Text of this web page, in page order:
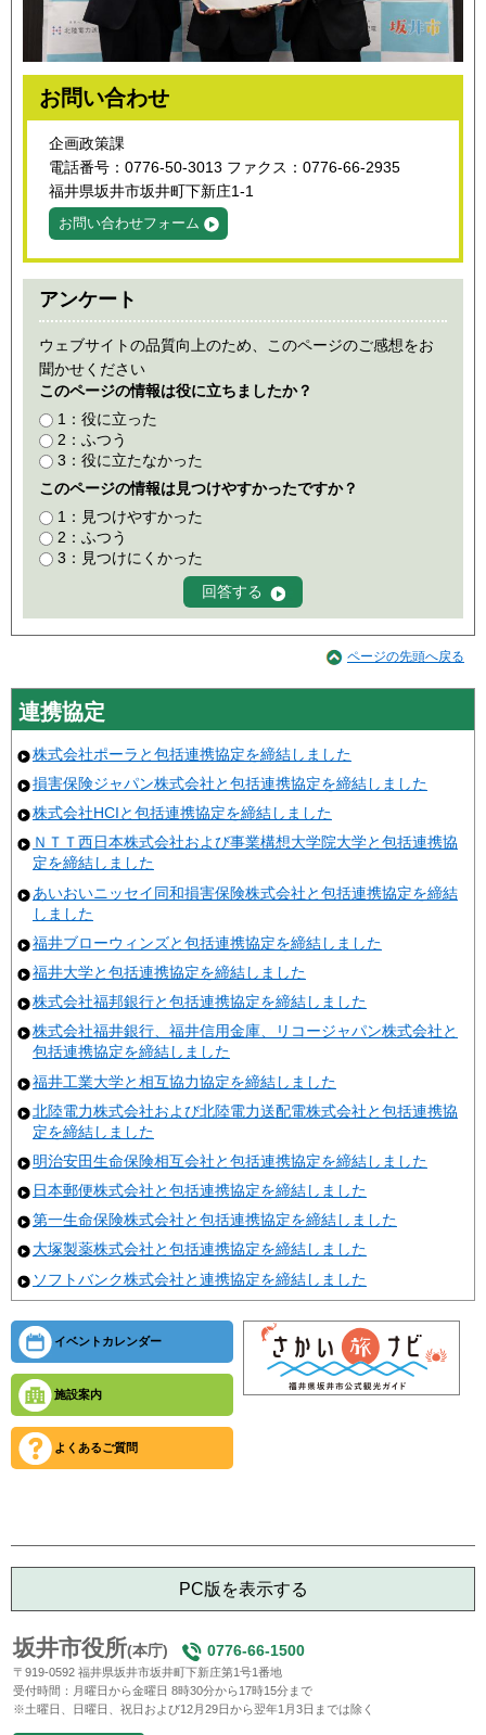
お問い合わせ
企画政策課
電話番号：0776-50-3013 ファクス：0776-66-2935
福井県坂井市坂井町下新庄1-1
お問い合わせフォーム
アンケート
ウェブサイトの品質向上のため、このページのご感想をお
聞かせください
このページの情報は役に立ちましたか？
1：役に立った
2：ふつう
3：役に立たなかった
このページの情報は見つけやすかったですか？
1：見つけやすかった
2：ふつう
3：見つけにくかった
ページの先頭へ戻る
連携協定
株式会社ポーラと包括連携協定を締結しました
損害保険ジャパン株式会社と包括連携協定を締結しました
株式会社HCIと包括連携協定を締結しました
ＮＴＴ西日本株式会社および事業構想大学院大学と包括連携協
定を締結しました
あいおいニッセイ同和損害保険株式会社と包括連携協定を締結
しました
福井ブローウィンズと包括連携協定を締結しました
福井大学と包括連携協定を締結しました
株式会社福邦銀行と包括連携協定を締結しました
株式会社福井銀行、福井信用金庫、リコージャパン株式会社と
包括連携協定を締結しました
福井工業大学と相互協力協定を締結しました
北陸電力株式会社および北陸電力送配電株式会社と包括連携協
定を締結しました
明治安田生命保険相互会社と包括連携協定を締結しました
日本郵便株式会社と包括連携協定を締結しました
第一生命保険株式会社と包括連携協定を締結しました
大塚製薬株式会社と包括連携協定を締結しました
ソフトバンク株式会社と連携協定を締結しました
イベントカレンダー
施設案内
よくあるご質問
PC版を表示する
坂井市役所(本庁) 0776-66-1500
〒919-0592 福井県坂井市坂井町下新庄第1号1番地
受付時間：月曜日から金曜日 8時30分から17時15分まで
※土曜日、日曜日、祝日および12月29日から翌年1月3日までは除く